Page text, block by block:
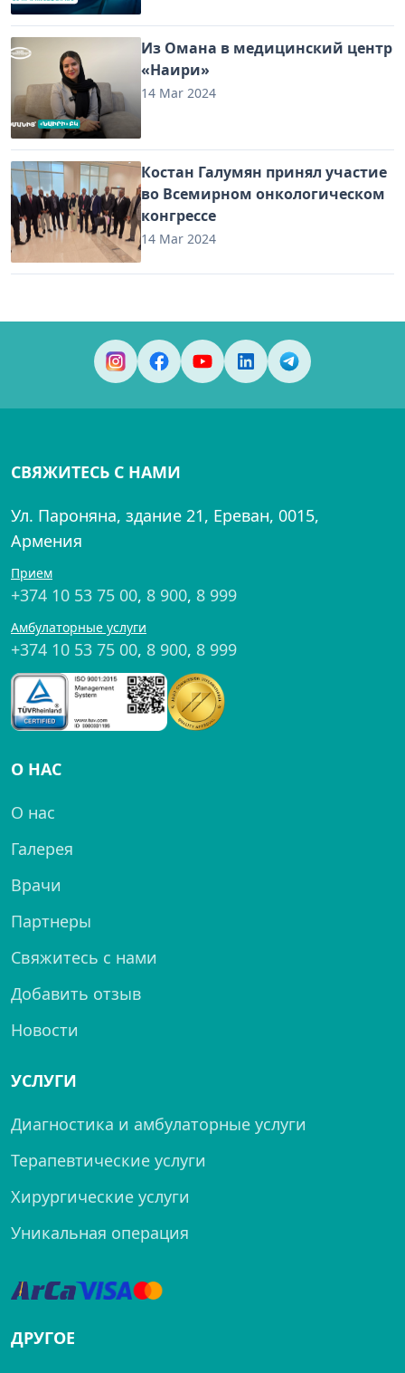
Из Омана в медицинский центр
«Наири»
14 Mar 2024
Костан Галумян принял участие
во Всемирном онкологическом
конгрессе
14 Mar 2024
СВЯЖИТЕСЬ С НАМИ
Ул. Пароняна, здание 21, Ереван, 0015,
Армения
Прием
+374 10 53 75 00, 8 900, 8 999
Амбулаторные услуги
+374 10 53 75 00, 8 900, 8 999
О НАС
О нас
Галерея
Врачи
Партнеры
Свяжитесь с нами
Добавить отзыв
Новости
УСЛУГИ
Диагностика и амбулаторные услуги
Терапевтические услуги
Хирургические услуги
Уникальная операция
ДРУГОЕ